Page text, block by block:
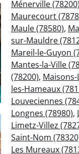
Ménerville (78200)
Maurecourt
Maule (78580),
sur-Mauldre
Mareil-le-Guyon
Mantes-la-Ville
(78200),
les-Hameaux
Louveciennes
Longnes (78980),
Limetz-Villez
Saint-Nom
Les Mureaux